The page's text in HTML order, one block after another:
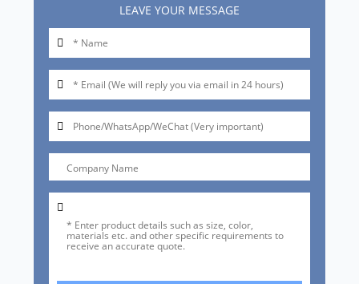
LEAVE YOUR MESSAGE